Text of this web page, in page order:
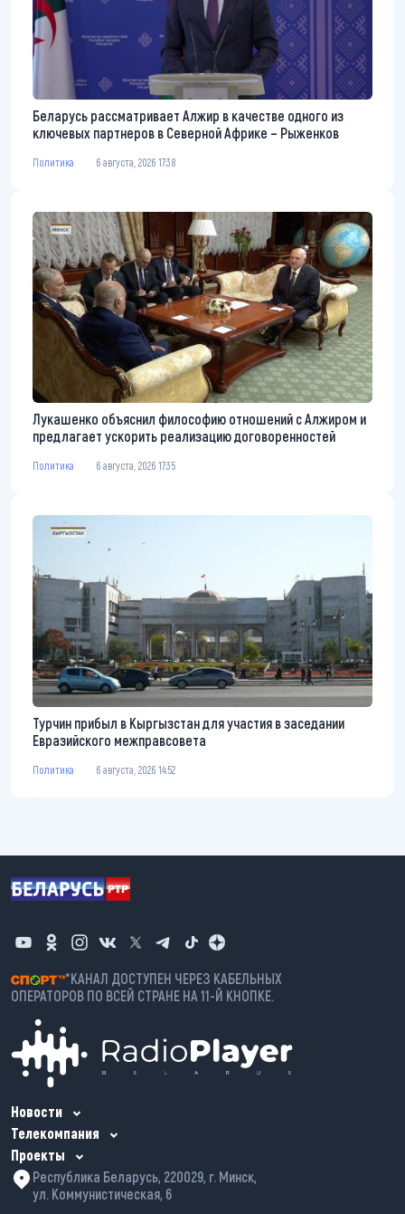
Беларусь рассматривает Алжир в качестве одного из
ключевых партнеров в Северной Африке – Рыженков
Политика 6 августа, 2026 17:38
Лукашенко объяснил философию отношений с Алжиром и
предлагает ускорить реализацию договоренностей
Политика 6 августа, 2026 17:35
Турчин прибыл в Кыргызстан для участия в заседании
Евразийского межправсовета
Политика 6 августа, 2026 14:52
*КАНАЛ ДОСТУПЕН ЧЕРЕЗ КАБЕЛЬНЫХ
ОПЕРАТОРОВ ПО ВСЕЙ СТРАНЕ НА 11-Й КНОПКЕ.
Новости
Телекомпания
Проекты
Республика Беларусь, 220029, г. Минск,
ул. Коммунистическая, 6